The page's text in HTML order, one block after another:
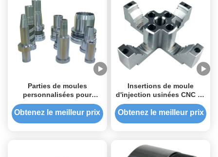
Parties de moules
personnalisées pour
automobiles Aluminium
Inoxydable Composants
Obtenez le meilleur prix
Insertions de moule
d'injection usinées CNC de
haute précision avec
traitement thermique et
Obtenez le meilleur prix